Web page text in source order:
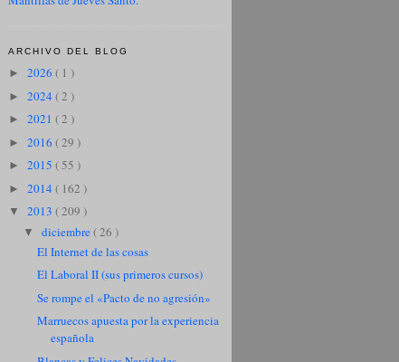
ARCHIVO DEL BLOG
► 2026 ( 1 )
► 2024 ( 2 )
► 2021 ( 2 )
► 2016 ( 29 )
► 2015 ( 55 )
► 2014 ( 162 )
▼ 2013 ( 209 )
▼ diciembre( 26 )
El Internet de las cosas
El Laboral II (sus primeros cursos)
Se rompe el «Pacto de no agresión»
Marruecos apuesta por la experiencia
española